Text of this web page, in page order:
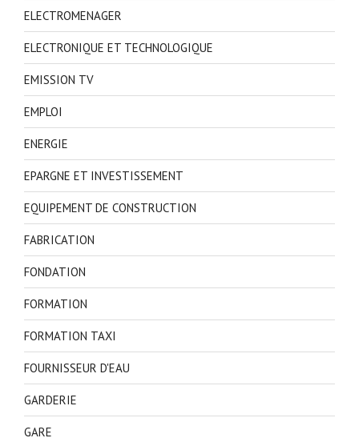
ELECTROMENAGER
ELECTRONIQUE ET TECHNOLOGIQUE
EMISSION TV
EMPLOI
ENERGIE
EPARGNE ET INVESTISSEMENT
EQUIPEMENT DE CONSTRUCTION
FABRICATION
FONDATION
FORMATION
FORMATION TAXI
FOURNISSEUR D'EAU
GARDERIE
GARE